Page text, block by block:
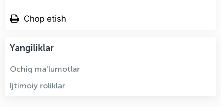
Chop etish
Yangiliklar
Ochiq ma'lumotlar
Ijtimoiy roliklar